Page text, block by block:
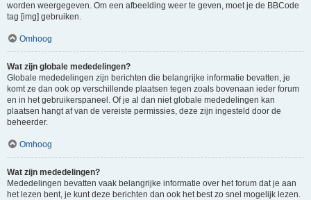
worden weergegeven. Om een afbeelding weer te geven, moet je de BBCode
tag [img] gebruiken.
Omhoog
Wat zijn globale mededelingen?
Globale mededelingen zijn berichten die belangrijke informatie bevatten, je
komt ze dan ook op verschillende plaatsen tegen zoals bovenaan ieder forum
en in het gebruikerspaneel. Of je al dan niet globale mededelingen kan
plaatsen hangt af van de vereiste permissies, deze zijn ingesteld door de
beheerder.
Omhoog
Wat zijn mededelingen?
Mededelingen bevatten vaak belangrijke informatie over het forum dat je aan
het lezen bent, je kunt deze berichten dan ook het best zo snel mogelijk lezen.